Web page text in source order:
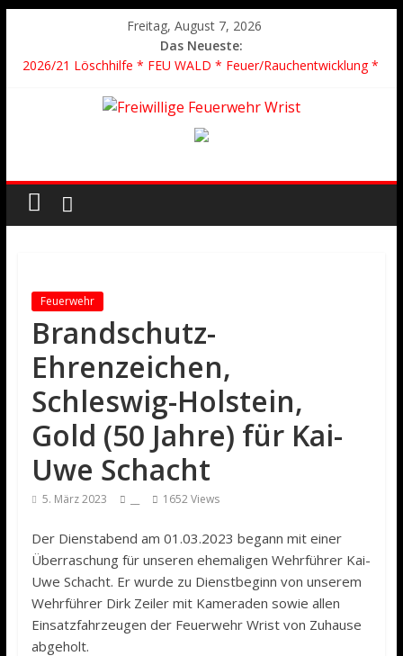
Freitag, August 7, 2026
Das Neueste:
2026/21 Löschhilfe * FEU WALD * Feuer/Rauchentwicklung *
2026/24 * TH G Y * PKW überschlagen *
2026/23 TH K Y * Person in festsitzendem Aufzug *
2026/22 TH Y * VU * 1 Person klemmt * Hingstheide
Feuerwehr
Brandschutz-
Ehrenzeichen,
Schleswig-Holstein,
Gold (50 Jahre) für Kai-
Uwe Schacht
5. März 2023 1652 Views
Der Dienstabend am 01.03.2023 begann mit einer
Überraschung für unseren ehemaligen Wehrführer Kai-
Uwe Schacht. Er wurde zu Dienstbeginn von unserem
Wehrführer Dirk Zeiler mit Kameraden sowie allen
Einsatzfahrzeugen der Feuerwehr Wrist von Zuhause
abgeholt.